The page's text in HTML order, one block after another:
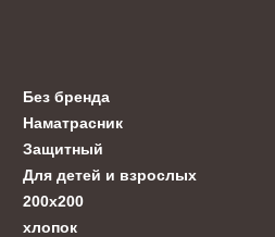
Без бренда
Наматрасник
Защитный
Для детей и взрослых
200x200
хлопок